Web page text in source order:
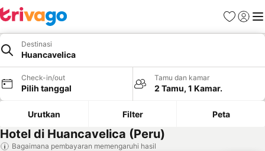
FavoritLogin
Destinasi
Huancavelica
Check-in/out
Pilih tanggal
Tamu dan kamar
2 Tamu, 1 Kamar.
Urutkan Filter Peta
Hotel di Huancavelica (Peru)
Bagaimana pembayaran memengaruhi hasil